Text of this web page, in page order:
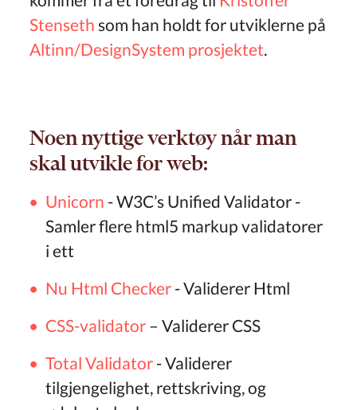
Stenseth som han holdt for utviklerne på
Altinn/DesignSystem prosjektet.
Noen nyttige verktøy når man
skal utvikle for web:
Unicorn - W3C’s Unified Validator -
Samler flere html5 markup validatorer
i ett
Nu Html Checker - Validerer Html
CSS-validator – Validerer CSS
Total Validator - Validerer
tilgjengelighet, rettskriving, og